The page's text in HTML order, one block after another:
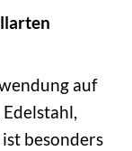
auf
besonders